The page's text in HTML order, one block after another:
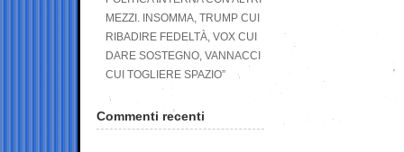
MEZZI. INSOMMA, TRUMP CUI
RIBADIRE FEDELTÀ, VOX CUI
DARE SOSTEGNO, VANNACCI
CUI TOGLIERE SPAZIO”
Commenti recenti